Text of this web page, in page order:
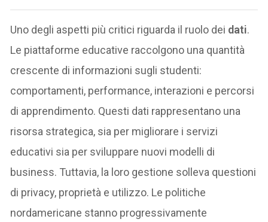
Uno degli aspetti più critici riguarda il ruolo dei dati.
Le piattaforme educative raccolgono una quantità
crescente di informazioni sugli studenti:
comportamenti, performance, interazioni e percorsi
di apprendimento. Questi dati rappresentano una
risorsa strategica, sia per migliorare i servizi
educativi sia per sviluppare nuovi modelli di
business. Tuttavia, la loro gestione solleva questioni
di privacy, proprietà e utilizzo. Le politiche
nordamericane stanno progressivamente